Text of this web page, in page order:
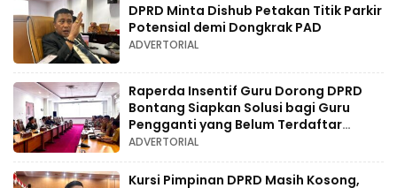
DPRD Minta Dishub Petakan Titik Parkir
Potensial demi Dongkrak PAD
ADVERTORIAL
Raperda Insentif Guru Dorong DPRD
Bontang Siapkan Solusi bagi Guru
Pengganti yang Belum Terdaftar
Dapodik
ADVERTORIAL
Kursi Pimpinan DPRD Masih Kosong,